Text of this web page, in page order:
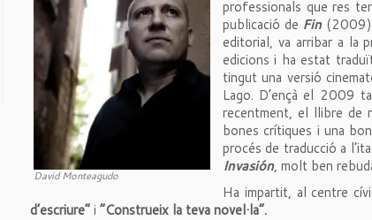
David Monteagudo
professionals que res
publicació de Fin(2009)
editorial, va arribar a la
edicions i ha estat
tingut una versió
Lago. D’ençà el 2009
recentment, el llibre de
bones crítiques i una
procés de traducció a
Invasión, molt ben
Ha impartit, al centre
d’escriure”i “Construeix la teva novel·la”.